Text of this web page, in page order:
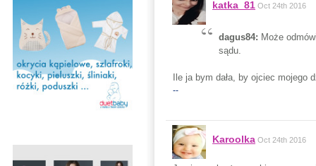
katka_81 Oct 24th 2016
dagus84: Może
sądu.
Ile ja bym dała, by ojciec
--
Karoolka Oct 24th 2016